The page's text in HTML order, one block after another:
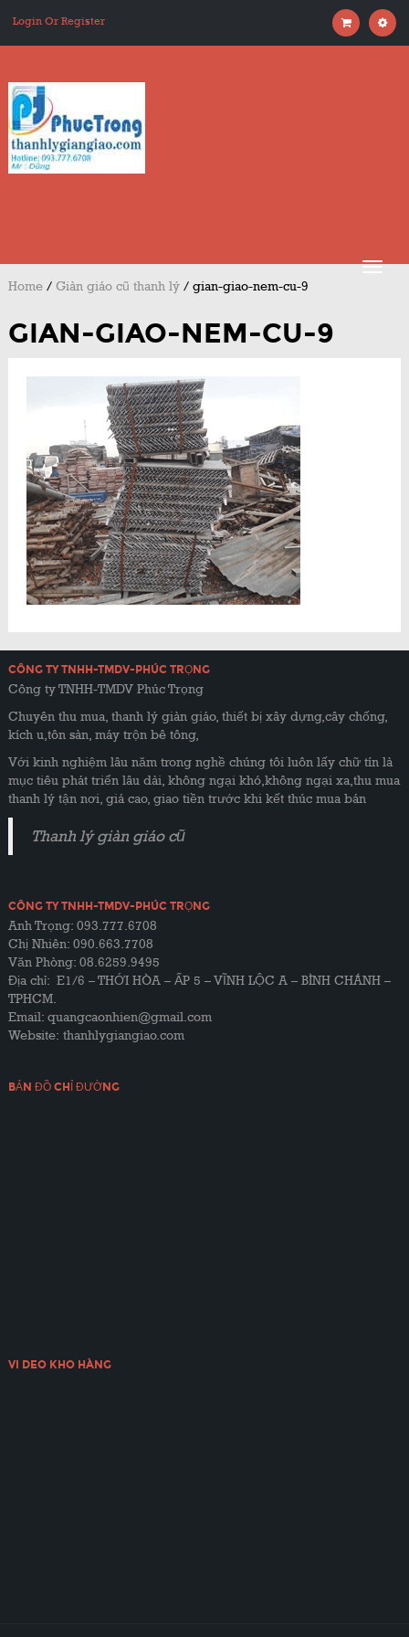
Login Or Register
Home / Giàn giáo cũ thanh lý / gian-giao-nem-cu-9
GIAN-GIAO-NEM-CU-9
CÔNG TY TNHH-TMDV-PHÚC TRỌNG
Công ty TNHH-TMDV Phúc Trọng
Chuyên thu mua, thanh lý giàn giáo, thiết bị xây dựng,cây chống,
kích u,tôn sàn, máy trộn bê tông,
Với kinh nghiệm lâu năm trong nghề chúng tôi luôn lấy chữ tín là
mục tiêu phát triển lâu dài, không ngại khó,không ngại xa,thu mua
thanh lý tận nơi, giá cao, giao tiền trước khi kết thúc mua bán
Thanh lý giàn giáo cũ
CÔNG TY TNHH-TMDV-PHÚC TRỌNG
Anh Trọng: 093.777.6708
Chị Nhiên: 090.663.7708
Văn Phòng: 08.6259.9495
Địa chỉ: E1/6 – THỚI HÒA – ẤP 5 – VĨNH LỘC A – BÌNH CHÁNH –
TPHCM.
Email: quangcaonhien@gmail.com
Website: thanhlygiangiao.com
BẢN ĐỒ CHỈ ĐƯỜNG
VI DEO KHO HÀNG